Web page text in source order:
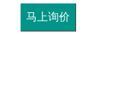
马上询价